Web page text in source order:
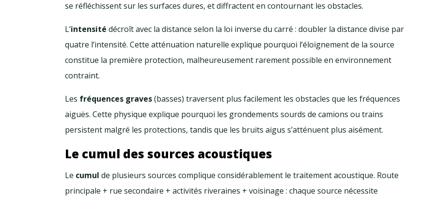
se réfléchissent sur les surfaces dures, et diffractent en contournant les obstacles.
L’intensité décroît avec la distance selon la loi inverse du carré : doubler la distance divise par
quatre l’intensité. Cette atténuation naturelle explique pourquoi l’éloignement de la source
constitue la première protection, malheureusement rarement possible en environnement
contraint.
Les fréquences graves(basses) traversent plus facilement les obstacles que les fréquences
aiguës. Cette physique explique pourquoi les grondements sourds de camions ou trains
persistent malgré les protections, tandis que les bruits aigus s’atténuent plus aisément.
Le cumul des sources acoustiques
Le cumul de plusieurs sources complique considérablement le traitement acoustique. Route
principale + rue secondaire + activités riveraines + voisinage : chaque source nécessite